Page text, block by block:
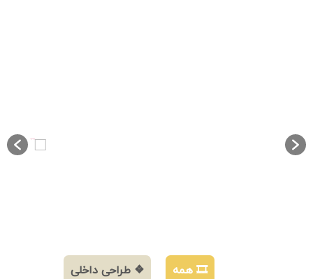
🎞️ همه ❖ طراحی داخلی